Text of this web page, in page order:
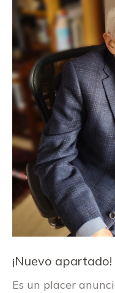
¡Nuevo
Es un placer